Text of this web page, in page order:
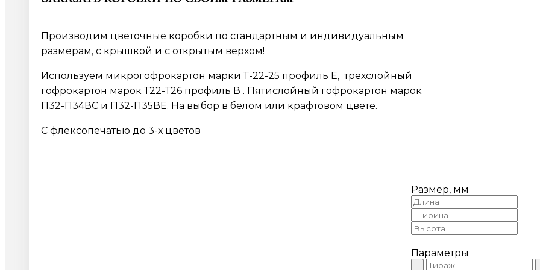
Производим цветочные коробки по стандартным и индивидуальным
размерам, с крышкой и с открытым верхом!
Используем микрогофрокартон марки Т-22-25 профиль Е, трехслойный
гофрокартон марок Т22-Т26 профиль В . Пятислойный гофрокартон марок
П32-П34ВС и П32-П35ВЕ. На выбор в белом или крафтовом цвете.
С флексопечатью до 3-х цветов
Размер, мм
Параметры
-